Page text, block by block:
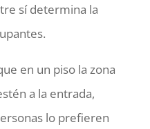
sí determina la
en un piso la zona
a la entrada,
lo prefieren